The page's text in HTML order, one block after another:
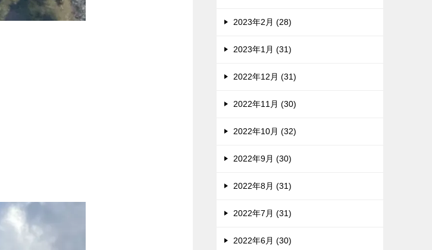
2023年2月 (28)
2023年1月 (31)
2022年12月 (31)
2022年11月 (30)
2022年10月 (32)
2022年9月 (30)
2022年8月 (31)
2022年7月 (31)
2022年6月 (30)